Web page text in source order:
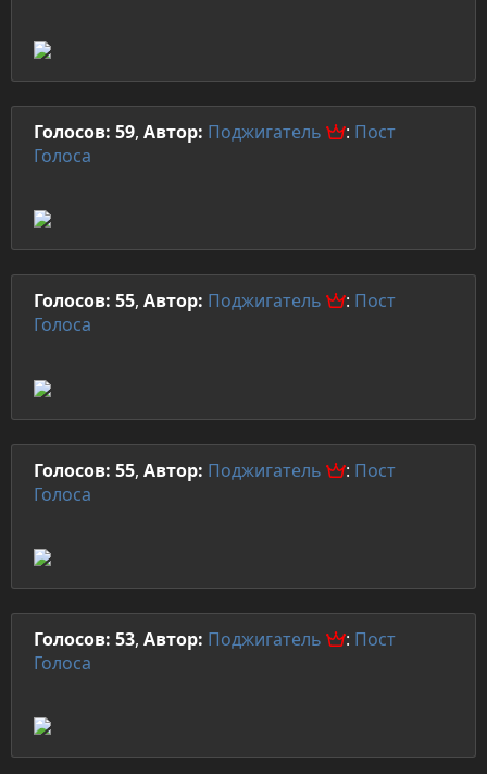
Голосов: 59, Автор: Поджигатель : Пост
Голоса
Голосов: 55, Автор: Поджигатель : Пост
Голоса
Голосов: 55, Автор: Поджигатель : Пост
Голоса
Голосов: 53, Автор: Поджигатель : Пост
Голоса